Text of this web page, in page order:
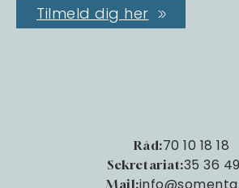
Tilmeld dig her
Råd:70 10 18 18
Sekretariat:35 36
Mail: